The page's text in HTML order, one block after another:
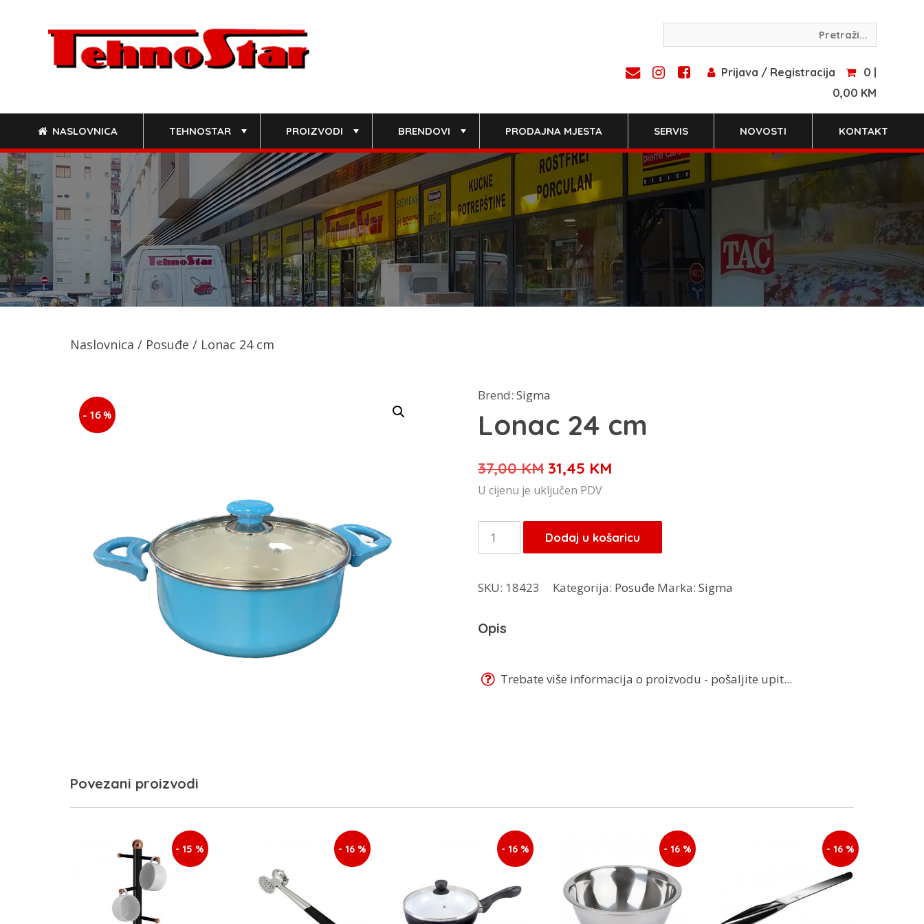
Prijava / Registracija
0 |
0,00 KM
NASLOVNICA TEHNOSTAR PROIZVODI BRENDOVI PRODAJNA MJESTA SERVIS NOVOSTI KONTAKT
Naslovnica / Posuđe / Lonac 24 cm
- 16 %
Brend: Sigma
Lonac 24 cm
37,00KM Izvorna
cijena
je:
37,00 KM.
31,45 KMTrenutna
31,45 KM.
U cijenu je uključen PDV
Lonac
24
količina
Dodaj u košaricu
SKU: 18423 Kategorija: Posuđe Marka: Sigma
Opis
Trebate više informacija o proizvodu - pošaljite upit...
Povezani proizvodi
- 15 % - 16 % - 16 % - 16 % - 16 %